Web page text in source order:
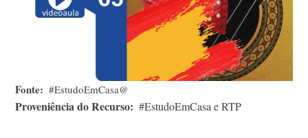
Fonte #EstudoEmCasa@
Proveniência do Recurso #EstudoEmCasa e RTP